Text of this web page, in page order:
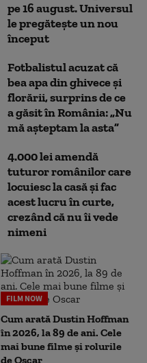
pe 16 august. Universul
le pregătește un nou
început
Fotbalistul acuzat că
bea apa din ghivece și
florării, surprins de ce
a găsit în România: „Nu
mă așteptam la asta”
4.000 lei amendă
tuturor românilor care
locuiesc la casă și fac
acest lucru în curte,
crezând că nu îi vede
nimeni
FILM NOW
Cum arată Dustin Hoffman
în 2026, la 89 de ani. Cele
mai bune filme și rolurile
de Oscar